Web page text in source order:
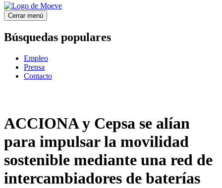
Cerrar menú
Búsquedas populares
Empleo
Prensa
Contacto
ACCIONA y Cepsa se alían
para impulsar la movilidad
sostenible mediante una red de
intercambiadores de baterías